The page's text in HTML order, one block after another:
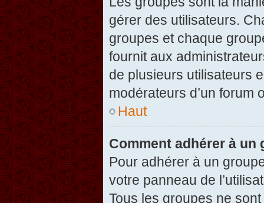
gérer des utilisateurs.
groupes et chaque
fournit aux
de plusieurs utilisateurs
modérateurs d’un forum
Haut
Comment adhérer à un
Pour adhérer à un
votre panneau de
Tous les groupes ne